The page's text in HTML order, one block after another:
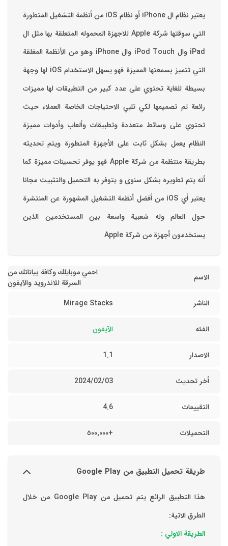
يعتبر نظام ال iPhone أو نظام iOS من أنظمة التشغيل المتطورة
التي سوقتها شركة Apple للاجهزة المحموله المتعلقة بها مثل ال
iPad وال iPod Touch وال iPhone وهو من الأنظمة المغلقة
التي تتميز بسمعتها المميزة فهو يسهل الاستخدام ‏iOS لها وجهة
بسيطة للغاية تحتوي على عدد كبير من التطبيقات لها مميزات
رائعة تم تصميمها لكي تلبي الاحتياجات الخاصة العملاء حيث
تحتوي على وسائط متعددة وتطبيقات وألعاب وأدوات مميزة
‏النظام يعمل بشكل ثابت على الأجهزة المتطورة ويتم تحديثه
بطريقة منتظمة من شركة Apple فهو يوفر تحسينات مميزة كما
أنه يتم تطويره بشكل سنوي و يتوفر به التحميل والتثبيت مجانا
‏يعتبر أي iOS من أفضل أنظمة التشغيل المشهورة عن المنتشرة
حول العالم وله شعبية واسعة بين المستخدمين الذين
يستخدمون أجهزة من شركة Apple
الاسم
احمي موبايلك وكافة بياناتك من
السرقة للاندرويد والآيفون
الناشر
Mirage Stacks
الفئه الآيفون
الاصدار 1.1
أخر تحديث 03‏/02‏/2024
التقييمات 4.6
التحميلات +٥٠٠٬٠٠٠
طريقة تحميل التطبيق من Google Play
هذا التطبيق الرائع يتم تحميل من Google Play من خلال
الطرق الاتية:
الطريقة الاولي :